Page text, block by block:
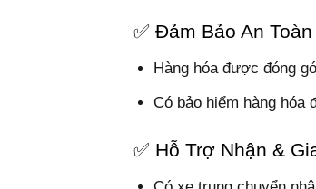
✅ Đảm Bảo An
Hàng hóa được đóng
Có bảo hiểm hàng hóa
✅ Hỗ Trợ Nhận &